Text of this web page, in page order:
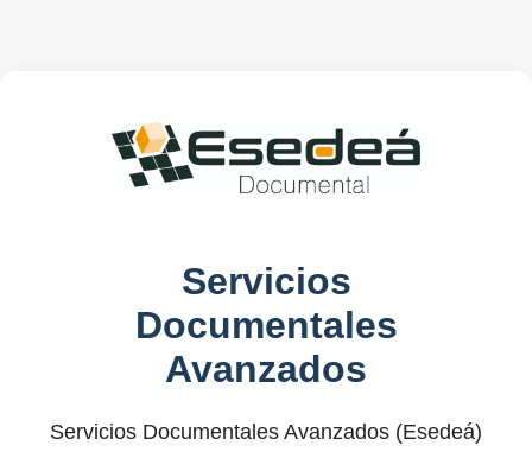
Servicios
Documentales
Avanzados
Servicios Documentales Avanzados (Esedeá)